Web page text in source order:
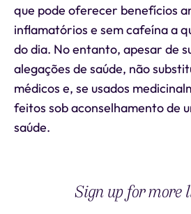
que pode oferecer benefícios
inflamatórios e sem cafeína a
do dia. No entanto, apesar de
alegações de saúde, não
médicos e, se usados
feitos sob aconselhamento de
saúde.
Sign up for more